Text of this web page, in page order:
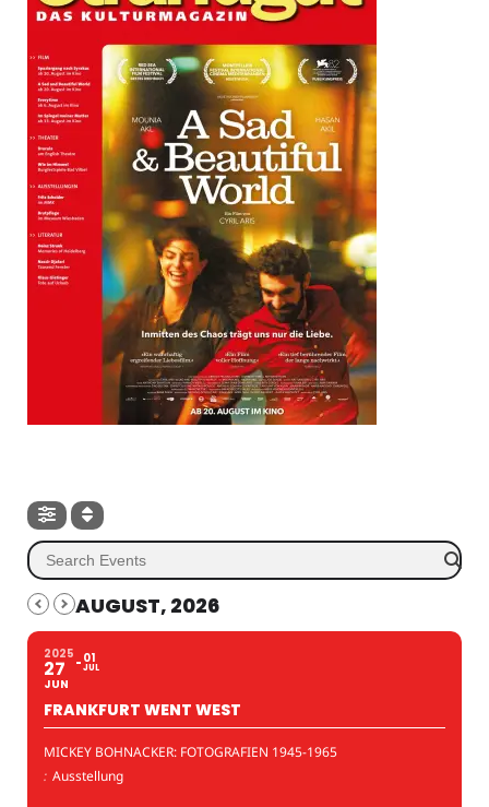
AUGUST, 2026
2025
27
JUN
01
JUL
FRANKFURT WENT WEST
MICKEY BOHNACKER: FOTOGRAFIEN 1945-1965
: Ausstellung